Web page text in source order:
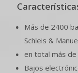
Más de 2400
Schleis &
en total más
Bajos